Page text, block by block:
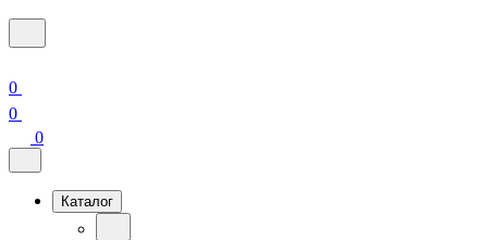
0
0
0
Каталог